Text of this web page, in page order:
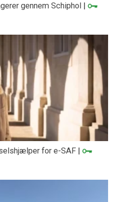
gennem Schiphol |
for e-SAF |